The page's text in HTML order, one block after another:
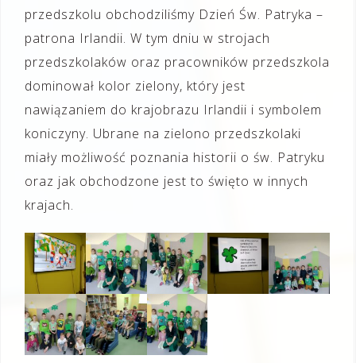
przedszkolu obchodziliśmy Dzień Św. Patryka –
patrona Irlandii. W tym dniu w strojach
przedszkolaków oraz pracowników przedszkola
dominował kolor zielony, który jest
nawiązaniem do krajobrazu Irlandii i symbolem
koniczyny. Ubrane na zielono przedszkolaki
miały możliwość poznania historii o św. Patryku
oraz jak obchodzone jest to święto w innych
krajach.